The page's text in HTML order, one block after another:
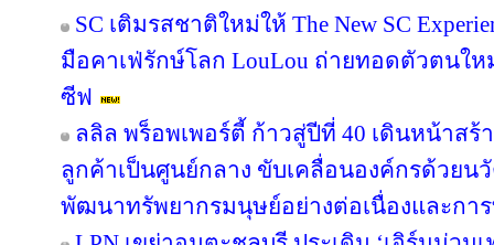
SC เติมรสชาติใหม่ให้ The New SC
มือคาเฟ่รักษ์โลก LouLou ถ่ายทอดตัวตนใ
ซีฟ
ลลิล พร็อพเพอร์ตี้ ก้าวสู่ปีที่ 40 เดินหน้าสร้
ลูกค้าเป็นศูนย์กลาง ขับเคลื่อนองค์กรด้วยน
พัฒนาทรัพยากรมนุษย์อย่างต่อเนื่องและกา